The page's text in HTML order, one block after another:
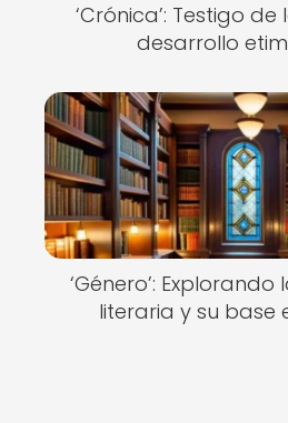
‘Crónica’: Testigo
desarrollo
‘Género’:
literaria y su base